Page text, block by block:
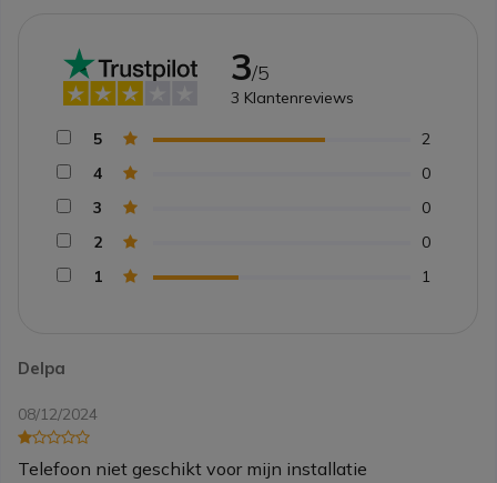
Delpa
08/12/2024
Telefoon niet geschikt voor mijn installatie
3/5
3 Klantenreviews
5
2
4
0
3
0
2
0
1
1